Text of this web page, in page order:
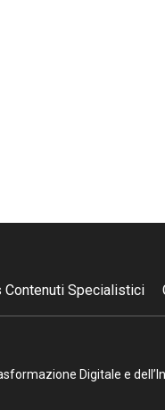
Contenuti Specialistici
Digitale e